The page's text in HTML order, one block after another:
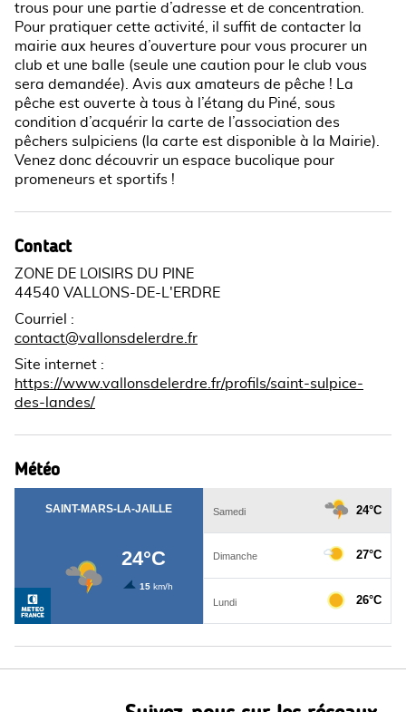
trous pour une partie d’adresse et de concentration.
Pour pratiquer cette activité, il suffit de contacter la
mairie aux heures d’ouverture pour vous procurer un
club et une balle (seule une caution pour le club vous
sera demandée). Avis aux amateurs de pêche ! La
pêche est ouverte à tous à l’étang du Piné, sous
condition d’acquérir la carte de l’association des
pêchers sulpiciens (la carte est disponible à la Mairie).
Venez donc découvrir un espace bucolique pour
promeneurs et sportifs !
Contact
ZONE DE LOISIRS DU PINE
44540 VALLONS-DE-L'ERDRE
Courriel
:
contact@vallonsdelerdre.fr
Site internet :
https://www.vallonsdelerdre.fr/profils/saint-sulpice-
des-landes/
Météo